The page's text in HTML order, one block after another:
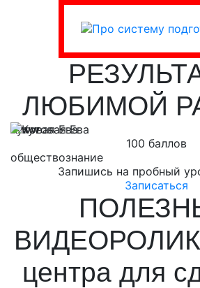
ЛЮБИМОЙ
Кутовая Ева
100 баллов
обществознание
Запишись на пробный
Записаться
центра для